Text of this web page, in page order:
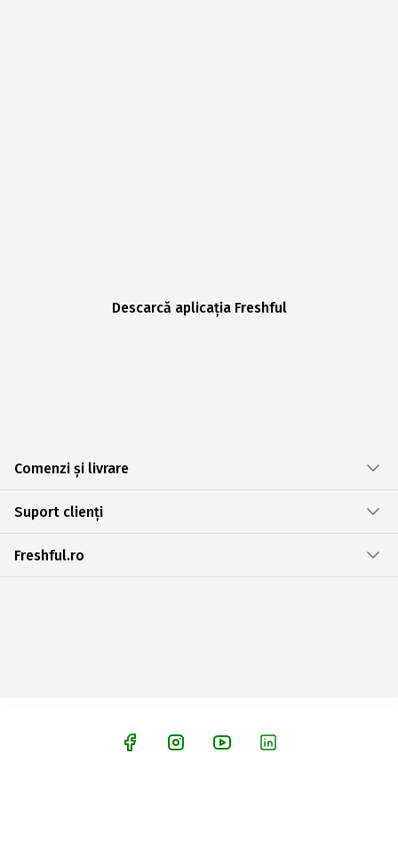
Descarcă aplicația Freshful
Comenzi și livrare
Suport clienți
Freshful.ro